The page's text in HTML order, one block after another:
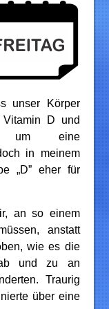
unser Körper
Vitamin D und
um eine
in meinem
„D” eher für
an so einem
anstatt
wie es die
und zu an
Traurig
über eine